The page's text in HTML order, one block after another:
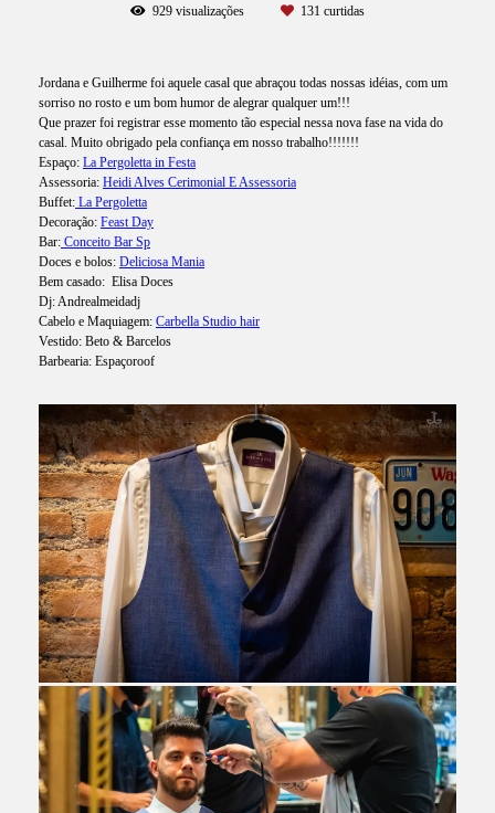
929 visualizações 131 curtidas
Jordana e Guilherme foi aquele casal que abraçou todas nossas idéias, com um
sorriso no rosto e um bom humor de alegrar qualquer um!!!
Que prazer foi registrar esse momento tão especial nessa nova fase na vida do
casal. Muito obrigado pela confiança em nosso trabalho!!!!!!!
Espaço: La Pergoletta in Festa
Assessoria: Heidi Alves Cerimonial E Assessoria
Buffet: La Pergoletta
Decoração: Feast Day
Bar: Conceito Bar Sp
Doces e bolos: Deliciosa Mania
Bem casado: Elisa Doces
Dj: Andrealmeidadj
Cabelo e Maquiagem: Carbella Studio hair
Vestido: Beto & Barcelos
Barbearia: Espaçoroof